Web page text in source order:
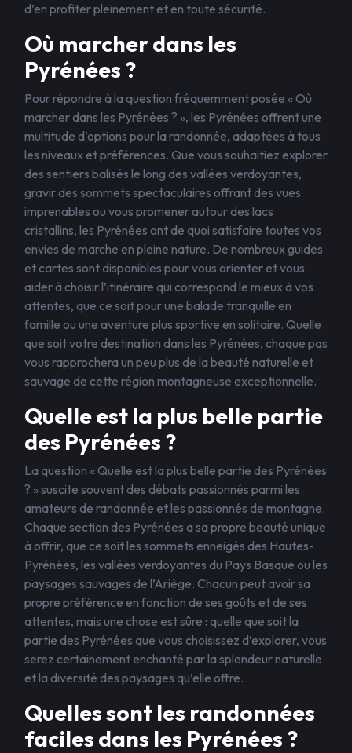
d’en profiter pleinement et en toute sécurité.
Où marcher dans les
Pyrénées ?
Pour répondre à la question fréquemment posée « Où
marcher dans les Pyrénées ? », les Pyrénées offrent une
multitude d’options pour la randonnée, adaptées à tous
les niveaux et préférences. Que vous souhaitiez explorer
des sentiers balisés le long des vallées verdoyantes,
gravir des sommets spectaculaires offrant des vues
imprenables ou vous promener autour des lacs
cristallins, les Pyrénées ont de quoi satisfaire toutes vos
envies de marche en pleine nature. De nombreux guides
et cartes sont disponibles pour vous orienter et vous
aider à choisir l’itinéraire qui correspond le mieux à vos
attentes, que ce soit pour une balade tranquille en
famille ou une aventure plus sportive en solitaire. Quelle
que soit votre destination dans les Pyrénées, chaque pas
vous rapprochera un peu plus de la beauté naturelle et
sauvage de cette région montagneuse exceptionnelle.
Quelle est la plus belle partie
des Pyrénées ?
La question « Quelle est la plus belle partie des Pyrénées
? » suscite souvent des débats passionnés parmi les
amateurs de randonnée et les passionnés de montagne.
Chaque section des Pyrénées a sa propre beauté unique
à offrir, que ce soit les sommets enneigés des Hautes-
Pyrénées, les vallées verdoyantes du Pays Basque ou les
paysages sauvages de l’Ariège. Chacun peut avoir sa
propre préférence en fonction de ses goûts et de ses
attentes, mais une chose est sûre : quelle que soit la
partie des Pyrénées que vous choisissez d’explorer, vous
serez certainement enchanté par la splendeur naturelle
et la diversité des paysages qu’elle offre.
Quelles sont les randonnées
faciles dans les Pyrénées ?